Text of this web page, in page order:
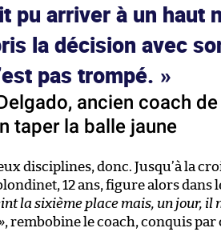
pu arriver à un haut
la décision avec
pas trompé.
ancien coach
taper la balle jaune
disciplines, donc. Jusqu’à la
12 ans, figure alors dans
la sixième place mais, un jour, il
, rembobine le coach, conquis par